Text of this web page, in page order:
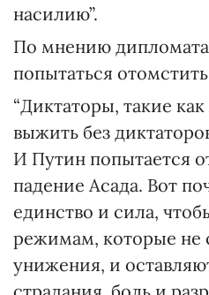
насилию”.
По мнению
попытаться
“Диктаторы, такие
выжить без
И Путин попытается
падение Асада. Вот
единство и сила,
режимам, которые не
унижения, и